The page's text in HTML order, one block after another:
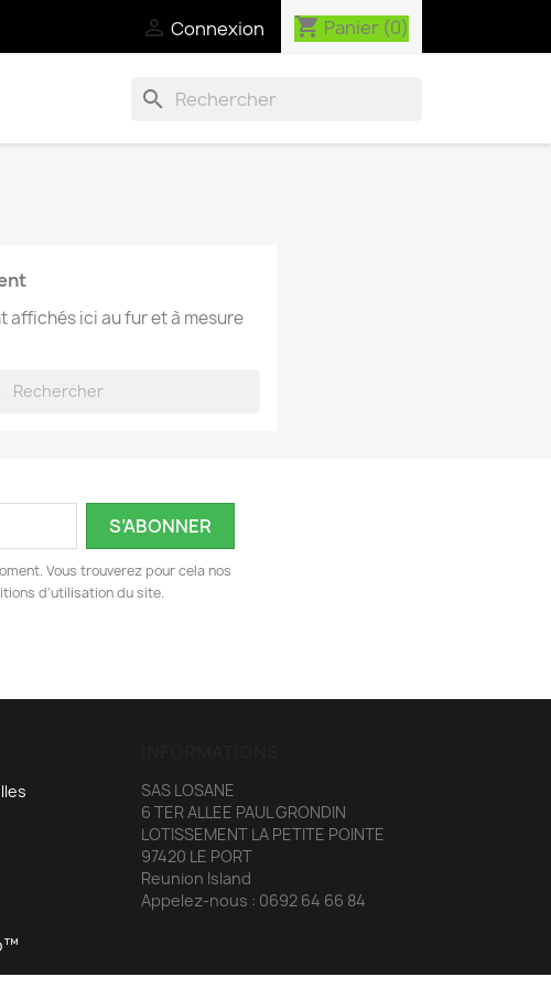
 Connexion shopping_cart Panier (0)
search
affichés ici au fur et à mesure
Vous trouverez pour cela nos
d'utilisation du site.
SAS LOSANE
6 TER ALLEE PAUL GRONDIN
LOTISSEMENT LA PETITE POINTE
97420 LE PORT
Reunion Island
Appelez-nous : 0692 64 66 84